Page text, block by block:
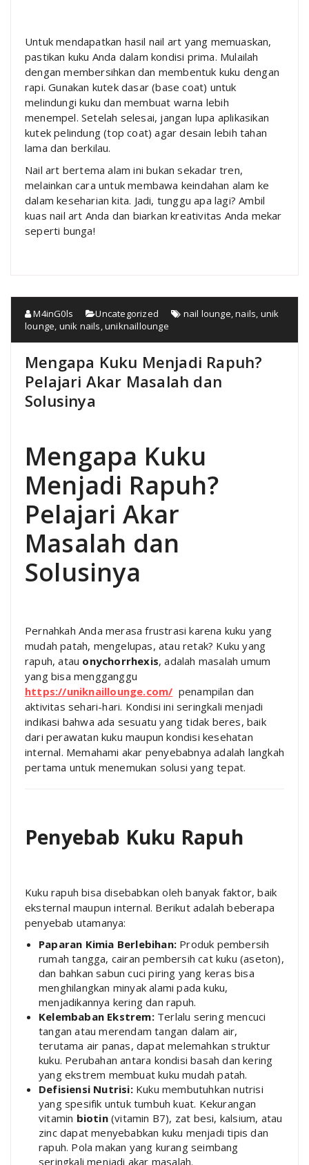
Untuk mendapatkan hasil nail art yang memuaskan,
pastikan kuku Anda dalam kondisi prima. Mulailah
dengan membersihkan dan membentuk kuku dengan
rapi. Gunakan kutek dasar (base coat) untuk
melindungi kuku dan membuat warna lebih
menempel. Setelah selesai, jangan lupa aplikasikan
kutek pelindung (top coat) agar desain lebih tahan
lama dan berkilau.
Nail art bertema alam ini bukan sekadar tren,
melainkan cara untuk membawa keindahan alam ke
dalam keseharian kita. Jadi, tunggu apa lagi? Ambil
kuas nail art Anda dan biarkan kreativitas Anda mekar
seperti bunga!
M4inG0ls Uncategorized nail lounge ,nails unik
lounge unik nails ,uniknaillounge
Mengapa Kuku Menjadi Rapuh?
Pelajari Akar Masalah dan
Solusinya
Mengapa Kuku
Menjadi Rapuh?
Pelajari Akar
Masalah dan
Solusinya
Pernahkah Anda merasa frustrasi karena kuku yang
mudah patah, mengelupas, atau retak? Kuku yang
rapuh, atau onychorrhexis, adalah masalah umum
yang bisa mengganggu
https://uniknaillounge.com/ penampilan dan
aktivitas sehari-hari. Kondisi ini seringkali menjadi
indikasi bahwa ada sesuatu yang tidak beres, baik
dari perawatan kuku maupun kondisi kesehatan
internal. Memahami akar penyebabnya adalah langkah
pertama untuk menemukan solusi yang tepat.
Penyebab Kuku Rapuh
Kuku rapuh bisa disebabkan oleh banyak faktor, baik
eksternal maupun internal. Berikut adalah beberapa
penyebab utamanya:
Paparan Kimia Berlebihan: Produk pembersih
rumah tangga, cairan pembersih cat kuku (aseton),
dan bahkan sabun cuci piring yang keras bisa
menghilangkan minyak alami pada kuku,
menjadikannya kering dan rapuh.
Kelembaban Ekstrem:Terlalu sering mencuci
tangan atau merendam tangan dalam air,
terutama air panas, dapat melemahkan struktur
kuku. Perubahan antara kondisi basah dan kering
yang ekstrem membuat kuku mudah patah.
Defisiensi Nutrisi:Kuku membutuhkan nutrisi
yang spesifik untuk tumbuh kuat. Kekurangan
vitamin biotin(vitamin B7), zat besi, kalsium, atau
zinc dapat menyebabkan kuku menjadi tipis dan
rapuh. Pola makan yang kurang seimbang
seringkali menjadi akar masalah.